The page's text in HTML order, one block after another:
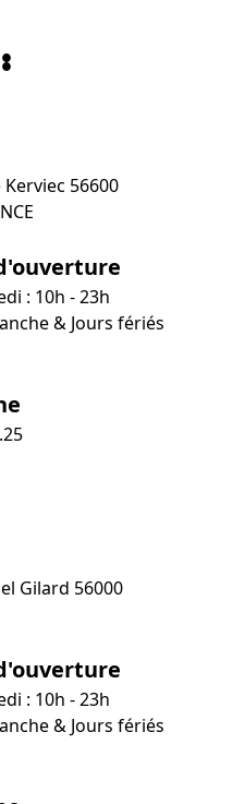
56600
: 10h - 23h
& Jours fériés
Gilard 56000
: 10h - 23h
& Jours fériés